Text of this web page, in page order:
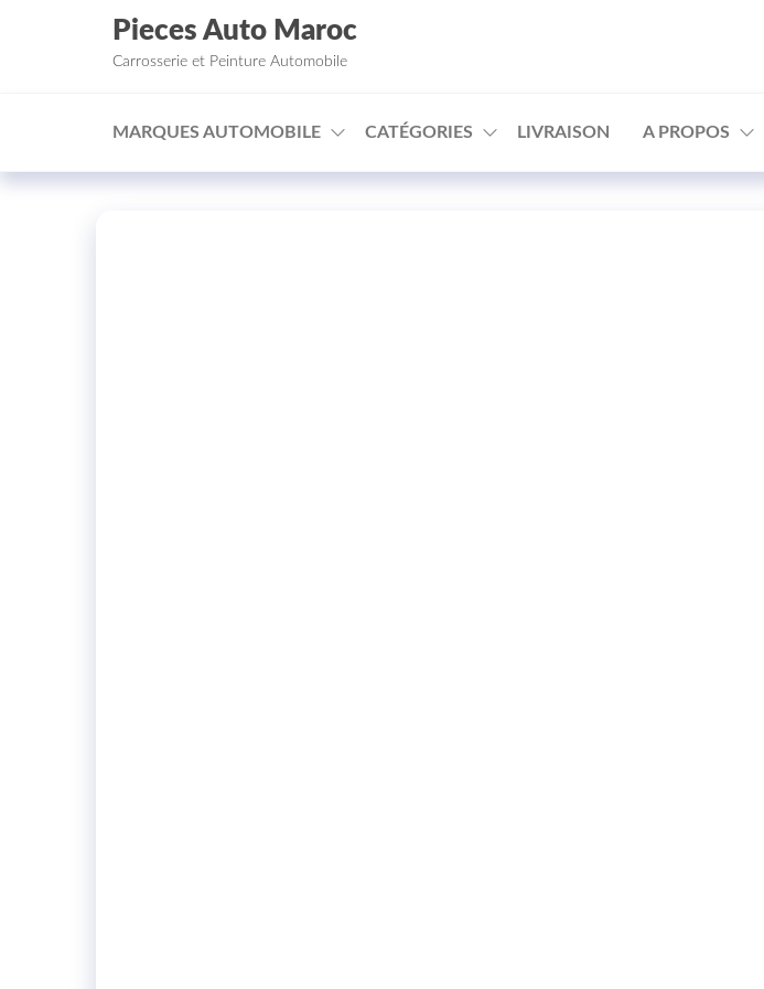
□
Aller au contenu
Pieces Auto Maroc
Carrosserie et Peinture Automobile
MARQUES AUTOMOBILE CATÉGORIES LIVRAISON A PROPOS